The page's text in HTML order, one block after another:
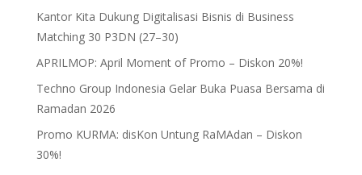
Kantor Kita Dukung Digitalisasi Bisnis di Business
Matching 30 P3DN (27–30)
APRILMOP: April Moment of Promo – Diskon 20%!
Techno Group Indonesia Gelar Buka Puasa Bersama di
Ramadan 2026
Promo KURMA: disKon Untung RaMAdan – Diskon
30%!